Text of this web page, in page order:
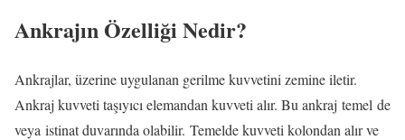
Ankrajın Özelliği Nedir?
Ankrajlar, üzerine uygulanan gerilme kuvvetini zemine iletir.
Ankraj kuvveti taşıyıcı elemandan kuvveti alır. Bu ankraj temel de
veya istinat duvarında olabilir. Temelde kuvveti kolondan alır ve